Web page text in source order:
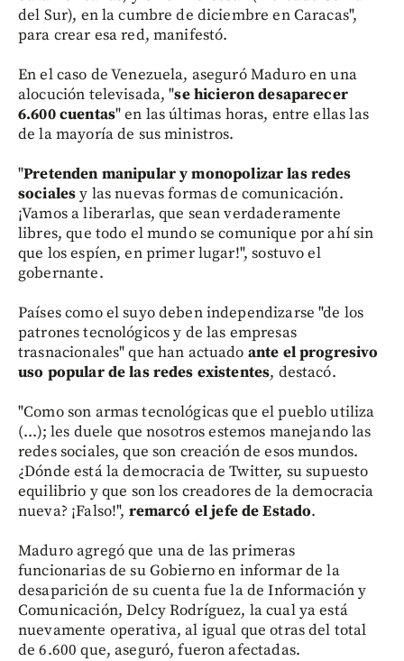
del Sur), en la cumbre de diciembre en Caracas",
para crear esa red, manifestó.
En el caso de Venezuela, aseguró Maduro en una
alocución televisada, "se hicieron desaparecer
6.600 cuentas" en las últimas horas, entre ellas las
de la mayoría de sus ministros.
"Pretenden manipular y monopolizar las redes
socialesy las nuevas formas de comunicación.
¡Vamos a liberarlas, que sean verdaderamente
libres, que todo el mundo se comunique por ahí sin
que los espíen, en primer lugar!", sostuvo el
gobernante.
Países como el suyo deben independizarse "de los
patrones tecnológicos y de las empresas
trasnacionales" que han actuado ante el progresivo
uso popular de las redes existentes, destacó.
"Como son armas tecnológicas que el pueblo utiliza
(...); les duele que nosotros estemos manejando las
redes sociales, que son creación de esos mundos.
¿Dónde está la democracia de Twitter, su supuesto
equilibrio y que son los creadores de la democracia
nueva? ¡Falso!", remarcó el jefe de Estado.
Maduro agregó que una de las primeras
funcionarias de su Gobierno en informar de la
desaparición de su cuenta fue la de Información y
Comunicación, Delcy Rodríguez, la cual ya está
nuevamente operativa, al igual que otras del total
de 6.600 que, aseguró, fueron afectadas.